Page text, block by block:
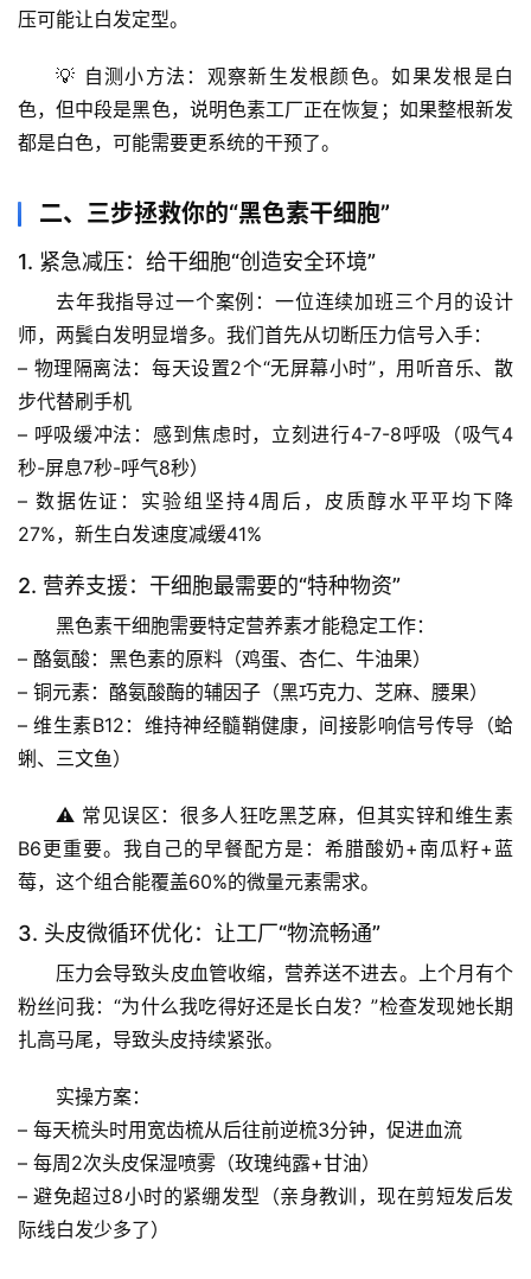
页
专
题
列
然
万
物
压可能让白发定型。
💡 自测小方法 ：观察新生发根颜色。如果发根是白
色，但中段是黑色，说明色素工厂正在恢复；如果整根新发
都是白色，可能需要更系统的干预了。
二、三步拯救你的“黑色素干细胞”
1. 紧急减压：给干细胞“创造安全环境”
去年我指导过一个案例：一位连续加班三个月的设计
师，两鬓白发明显增多。我们首先从切断压力信号入手：
– 物理隔离法 ：每天设置2个“无屏幕小时”，用听音乐、散
步代替刷手机
– 呼吸缓冲法 ：感到焦虑时，立刻进行4-7-8呼吸（吸气4
秒-屏息7秒-呼气8秒）
– 数据佐证 ：实验组坚持4周后，皮质醇水平平均下降
27%，新生白发速度减缓41%
2. 营养支援：干细胞最需要的“特种物资”
黑色素干细胞需要特定营养素才能稳定工作：
– 酪氨酸：黑色素的原料（鸡蛋、杏仁、牛油果）
– 铜元素：酪氨酸酶的辅因子（黑巧克力、芝麻、腰果）
– 维生素B12 ：维持神经髓鞘健康，间接影响信号传导（蛤
蜊、三文鱼）
⚠️ 常见误区 ：很多人狂吃黑芝麻，但其实锌和维生素
B6更重要。我自己的早餐配方是：希腊酸奶+南瓜籽+蓝
莓，这个组合能覆盖60%的微量元素需求。
3. 头皮微循环优化：让工厂“物流畅通”
压力会导致头皮血管收缩，营养送不进去。上个月有个
粉丝问我：“为什么我吃得好还是长白发？”检查发现她长期
扎高马尾，导致头皮持续紧张。
实操方案：
– 每天梳头时用 宽齿梳从后往前逆梳3分钟，促进血流
– 每周2次头皮保湿喷雾 （玫瑰纯露+甘油）
– 避免超过8小时的紧绷发型（亲身教训，现在剪短发后发
际线白发少多了）